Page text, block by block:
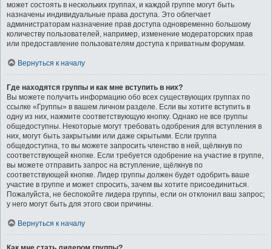
может состоять в нескольких группах, и каждой группе могут быть
назначены индивидуальные права доступа. Это облегчает
администраторам назначение прав доступа одновременно большому
количеству пользователей, например, изменение модераторских прав
или предоставление пользователям доступа к приватным форумам.
Вернуться к началу
Где находятся группы и как мне вступить в них?
Вы можете получить информацию обо всех существующих группах по
ссылке «Группы» в вашем личном разделе. Если вы хотите вступить в
одну из них, нажмите соответствующую кнопку. Однако не все группы
общедоступны. Некоторые могут требовать одобрения для вступления в
них, могут быть закрытыми или даже скрытыми. Если группа
общедоступна, то вы можете запросить членство в ней, щёлкнув по
соответствующей кнопке. Если требуется одобрение на участие в группе,
вы можете отправить запрос на вступление, щёлкнув по
соответствующей кнопке. Лидер группы должен будет одобрить ваше
участие в группе и может спросить, зачем вы хотите присоединиться.
Пожалуйста, не беспокойте лидера группы, если он отклонил ваш запрос;
у него могут быть для этого свои причины.
Вернуться к началу